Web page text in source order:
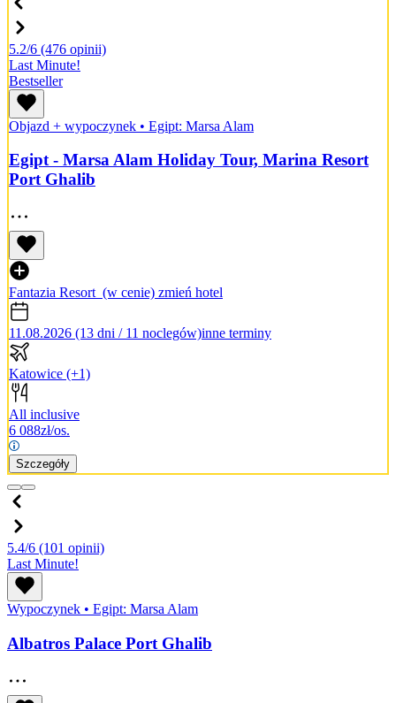
5.2/6 (476 opinii)
Last Minute!
Bestseller
Objazd + wypoczynek • Egipt: Marsa Alam
Egipt - Marsa Alam Holiday Tour, Marina Resort
Port Ghalib
Fantazia Resort (w cenie) zmień hotel
11.08.2026 (13 dni / 11 noclegów)inne terminy
Katowice (+1)
All inclusive
6 088zł/os.
Szczegóły
5.4/6 (101 opinii)
Last Minute!
Wypoczynek • Egipt: Marsa Alam
Albatros Palace Port Ghalib